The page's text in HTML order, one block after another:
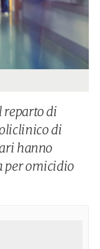
reparto di
di
hanno
per omicidio